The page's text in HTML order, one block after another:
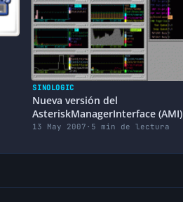
SINOLOGIC
Nueva versión del
AsteriskManagerInterface (AMI)
13 May 2007 · 5 min de lectura